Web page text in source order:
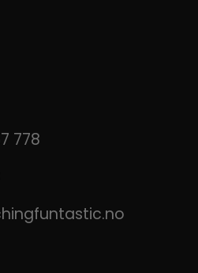
778